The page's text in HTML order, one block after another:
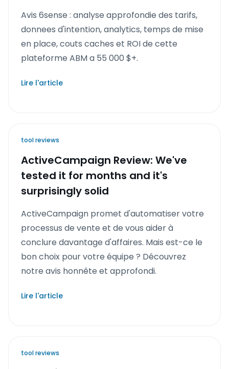
Avis 6sense : analyse approfondie des tarifs,
donnees d'intention, analytics, temps de mise
en place, couts caches et ROI de cette
plateforme ABM a 55 000 $+.
Lire l'article
tool reviews
ActiveCampaign Review: We've
tested it for months and it's
surprisingly solid
ActiveCampaign promet d'automatiser votre
processus de vente et de vous aider à
conclure davantage d'affaires. Mais est-ce le
bon choix pour votre équipe ? Découvrez
notre avis honnête et approfondi.
Lire l'article
tool reviews